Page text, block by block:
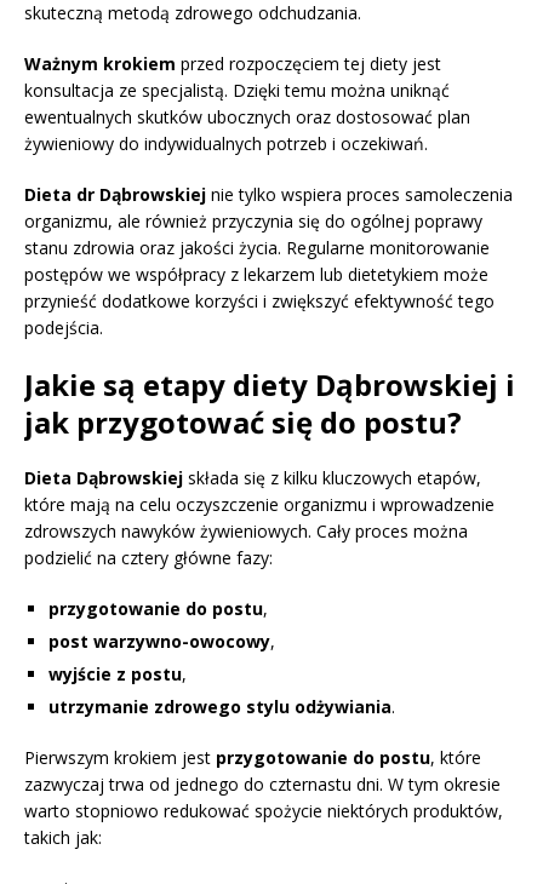
skuteczną metodą zdrowego odchudzania.
Ważnym krokiem przed rozpoczęciem tej diety jest
konsultacja ze specjalistą. Dzięki temu można uniknąć
ewentualnych skutków ubocznych oraz dostosować plan
żywieniowy do indywidualnych potrzeb i oczekiwań.
Dieta dr Dąbrowskiej nie tylko wspiera proces samoleczenia
organizmu, ale również przyczynia się do ogólnej poprawy
stanu zdrowia oraz jakości życia. Regularne monitorowanie
postępów we współpracy z lekarzem lub dietetykiem może
przynieść dodatkowe korzyści i zwiększyć efektywność tego
podejścia.
Jakie są etapy diety Dąbrowskiej i
jak przygotować się do postu?
Dieta Dąbrowskiej składa się z kilku kluczowych etapów,
które mają na celu oczyszczenie organizmu i wprowadzenie
zdrowszych nawyków żywieniowych. Cały proces można
podzielić na cztery główne fazy:
przygotowanie do postu,
post warzywno-owocowy,
wyjście z postu,
utrzymanie zdrowego stylu odżywiania.
Pierwszym krokiem jest przygotowanie do postu, które
zazwyczaj trwa od jednego do czternastu dni. W tym okresie
warto stopniowo redukować spożycie niektórych produktów,
takich jak: